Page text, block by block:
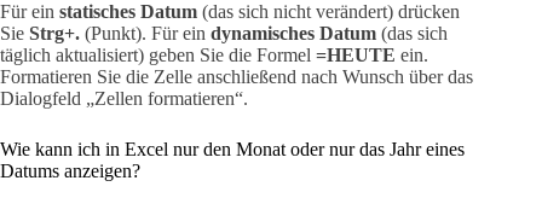
Für ein statisches Datum (das sich nicht verändert) drücken
Sie Strg+. (Punkt). Für ein dynamisches Datum (das sich
täglich aktualisiert) geben Sie die Formel =HEUTE ein.
Formatieren Sie die Zelle anschließend nach Wunsch über das
Dialogfeld „Zellen formatieren“.
Wie kann ich in Excel nur den Monat oder nur das Jahr eines
Datums anzeigen?